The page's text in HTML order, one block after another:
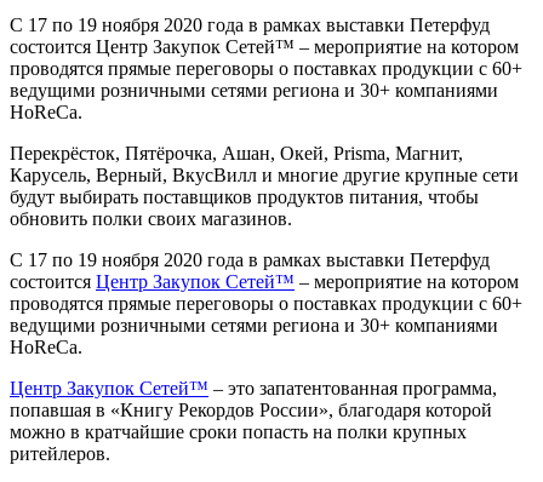
С 17 по 19 ноября 2020 года в рамках выставки Петерфуд
состоится Центр Закупок Сетей™ – мероприятие на котором
проводятся прямые переговоры о поставках продукции с 60+
ведущими розничными сетями региона и 30+ компаниями
HoReCa.
Перекрёсток, Пятёрочка, Ашан, Окей, Prisma, Магнит,
Карусель, Верный, ВкусВилл и многие другие крупные сети
будут выбирать поставщиков продуктов питания, чтобы
обновить полки своих магазинов.
С 17 по 19 ноября 2020 года в рамках выставки Петерфуд
состоится Центр Закупок Сетей™ – мероприятие на котором
проводятся прямые переговоры о поставках продукции с 60+
ведущими розничными сетями региона и 30+ компаниями
HoReCa.
Центр Закупок Сетей™ – это запатентованная программа,
попавшая в «Книгу Рекордов России», благодаря которой
можно в кратчайшие сроки попасть на полки крупных
ритейлеров.